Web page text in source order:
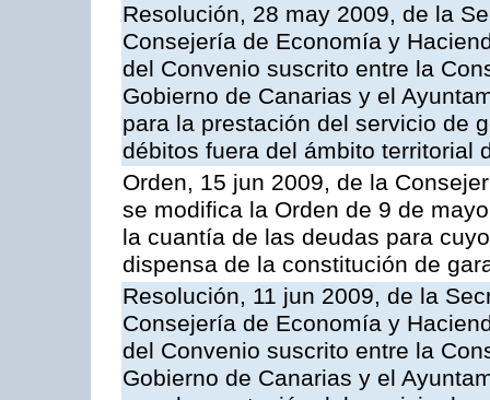
Resolución, 28 may 2009, de la
Consejería de Economía y
del Convenio suscrito entre la
Gobierno de Canarias y el
para la prestación del servicio de
débitos fuera del ámbito territorial
Orden, 15 jun 2009, de la
se modifica la Orden de 9 de
la cuantía de las deudas para
dispensa de la constitución de
Resolución, 11 jun 2009, de la
Consejería de Economía y
del Convenio suscrito entre la
Gobierno de Canarias y el